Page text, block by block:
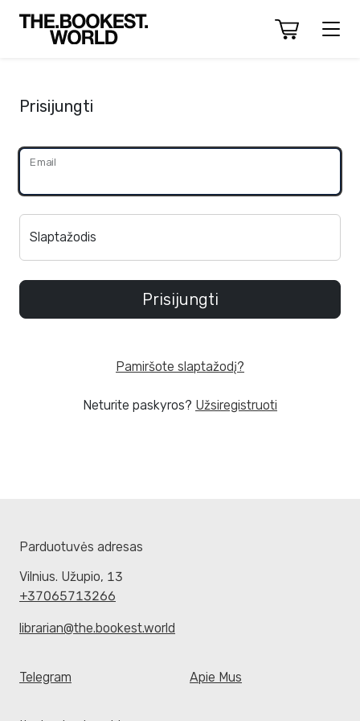
Prisijungti
Email
Slaptažodis
Prisijungti
Pamiršote slaptažodį?
Neturite paskyros? Užsiregistruoti
Parduotuvės adresas
Vilnius. Užupio, 13
+37065713266
librarian@the.bookest.world
Telegram Apie Mus